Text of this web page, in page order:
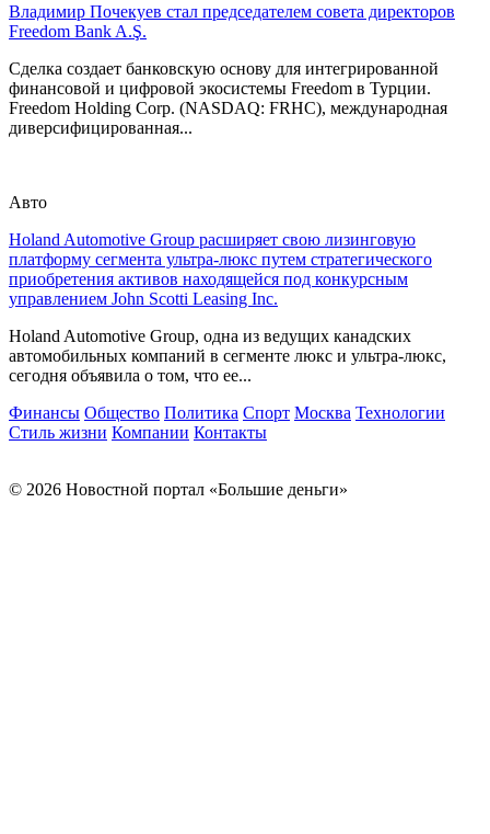
Владимир Почекуев стал председателем совета директоров
Freedom Bank A.Ş.
Сделка создает банковскую основу для интегрированной
финансовой и цифровой экосистемы Freedom в Турции.
Freedom Holding Corp. (NASDAQ: FRHC), международная
диверсифицированная...
Авто
Holand Automotive Group расширяет свою лизинговую
платформу сегмента ультра-люкс путем стратегического
приобретения активов находящейся под конкурсным
управлением John Scotti Leasing Inc.
Holand Automotive Group, одна из ведущих канадских
автомобильных компаний в сегменте люкс и ультра-люкс,
сегодня объявила о том, что ее...
Финансы Общество Политика Спорт Москва Технологии
Стиль жизни Компании Контакты
© 2026 Новостной портал «Большие деньги»